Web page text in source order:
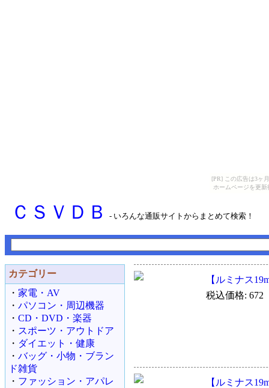
[PR] この広告は3ヶ
ホームページを更
ＣＳＶＤＢ - いろんな通販サイトからまとめて検索！
カテゴリー
・ 家電・AV
・ パソコン・周辺機器
・ CD・DVD・楽器
・ スポーツ・アウトドア
・ ダイエット・健康
・ バッグ・小物・ブラン
ド雑貨
・ ファッション・アパレ
【ルミナス
税込価格: 672
【ルミナス